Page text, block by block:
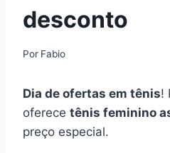
desconto
Por Fabio
Dia de ofertas em tênis!
oferece tênis feminino
preço especial.